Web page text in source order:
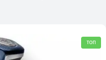
ТОП